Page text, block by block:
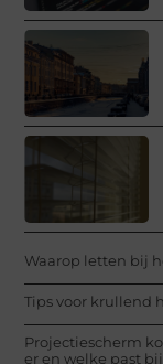
Waarop letten bij
Tips voor krullend
Projectiescherm
er en welke past